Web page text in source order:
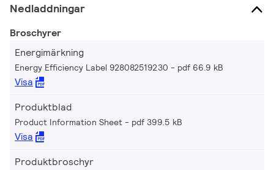
Nedladdningar
Broschyrer
Energimärkning
Energy Efficiency Label 928082519230 pdf 66.9 kB
Visa
Produktblad
Product Information Sheet pdf 399.5 kB
Visa
Produktbroschyr